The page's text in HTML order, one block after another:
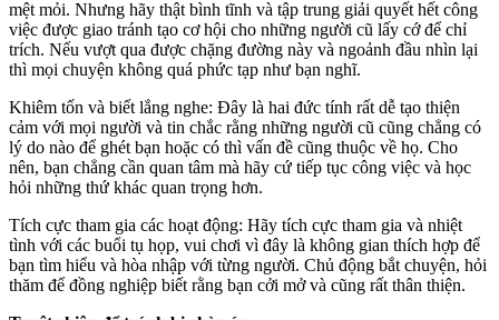
mệt mỏi. Nhưng hãy thật bình tĩnh và tập trung giải quyết hết công
việc được giao tránh tạo cơ hội cho những người cũ lấy cớ để chỉ
trích. Nếu vượt qua được chặng đường này và ngoảnh đầu nhìn lại
thì mọi chuyện không quá phức tạp như bạn nghĩ.
Khiêm tốn và biết lắng nghe: Đây là hai đức tính rất dễ tạo thiện
cảm với mọi người và tin chắc rằng những người cũ cũng chẳng có
lý do nào để ghét bạn hoặc có thì vấn đề cũng thuộc về họ. Cho
nên, bạn chẳng cần quan tâm mà hãy cứ tiếp tục công việc và học
hỏi những thứ khác quan trọng hơn.
Tích cực tham gia các hoạt động: Hãy tích cực tham gia và nhiệt
tình với các buổi tụ họp, vui chơi vì đây là không gian thích hợp để
bạn tìm hiểu và hòa nhập với từng người. Chủ động bắt chuyện, hỏi
thăm để đồng nghiệp biết rằng bạn cởi mở và cũng rất thân thiện.